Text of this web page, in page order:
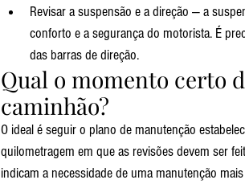
Revisar a suspensão e a direção — a
conforto e a segurança do motorista. É
das barras de direção.
Qual o momento certo
caminhão?
O ideal é seguir o plano de manutenção
quilometragem em que as revisões devem ser
indicam a necessidade de uma manutenção